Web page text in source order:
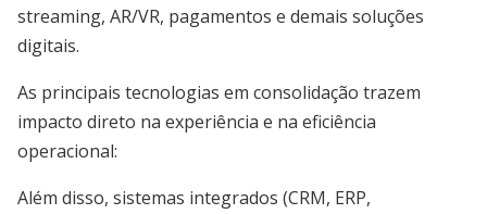
streaming, AR/VR, pagamentos e demais soluções
digitais.
As principais tecnologias em consolidação trazem
impacto direto na experiência e na eficiência
operacional:
Além disso, sistemas integrados (CRM, ERP,